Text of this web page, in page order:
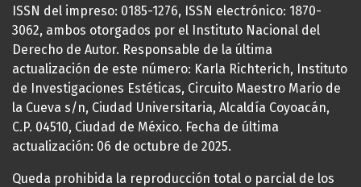
ISSN del impreso: 0185-1276, ISSN electrónico: 1870-
3062, ambos otorgados por el Instituto Nacional del
Derecho de Autor. Responsable de la última
actualización de este número: Karla Richterich, Instituto
de Investigaciones Estéticas, Circuito Maestro Mario de
la Cueva s/n, Ciudad Universitaria, Alcaldía Coyoacán,
C.P. 04510, Ciudad de México. Fecha de última
actualización: 06 de octubre de 2025.
Queda prohibida la reproducción total o parcial de los